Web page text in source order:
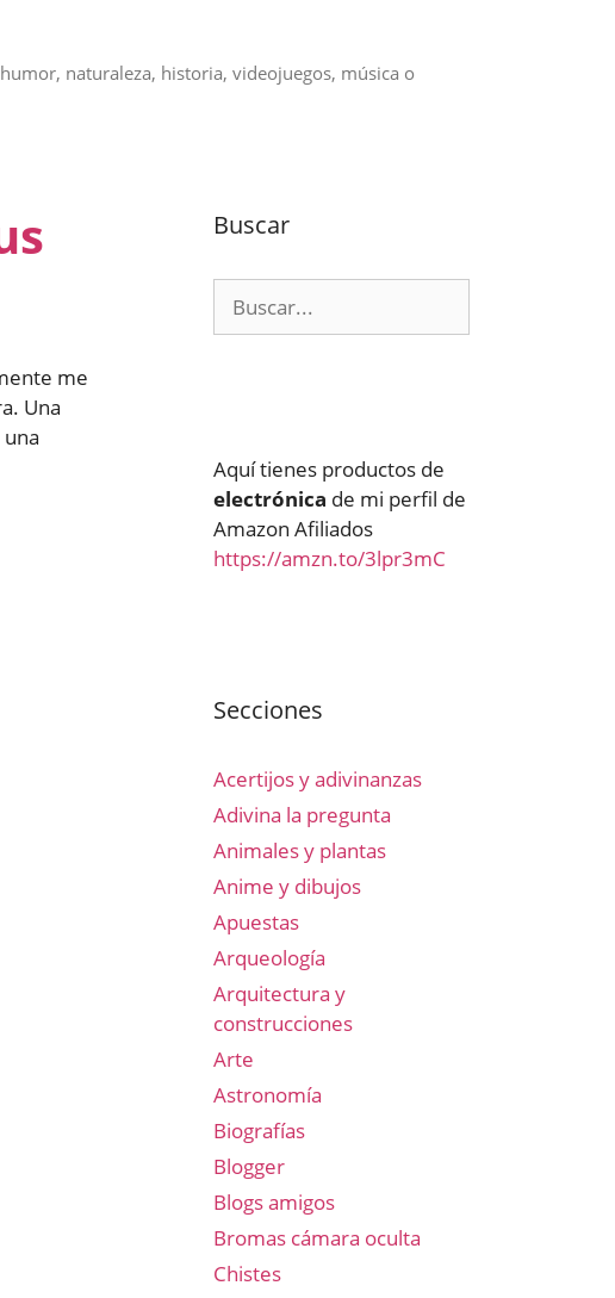
naturaleza, historia, videojuegos, música o
me
Una
Buscar
Aquí tienes productos de
electrónica de mi perfil de
Amazon Afiliados
https://amzn.to/3lpr3mC
Secciones
Acertijos y adivinanzas
Adivina la pregunta
Animales y plantas
Anime y dibujos
Apuestas
Arqueología
Arquitectura y
construcciones
Arte
Astronomía
Biografías
Blogger
Blogs amigos
Bromas cámara oculta
Chistes